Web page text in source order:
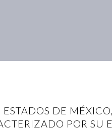
DE
POR SU